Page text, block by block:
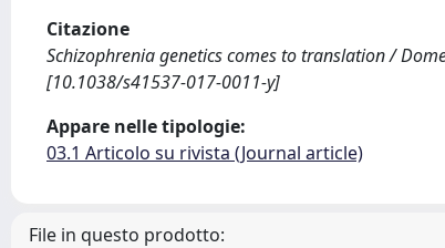
Citazione
Schizophrenia genetics comes to translation /
[10.1038/s41537-017-0011-y]
Appare nelle tipologie:
03.1 Articolo su rivista (Journal article)
File in questo prodotto: